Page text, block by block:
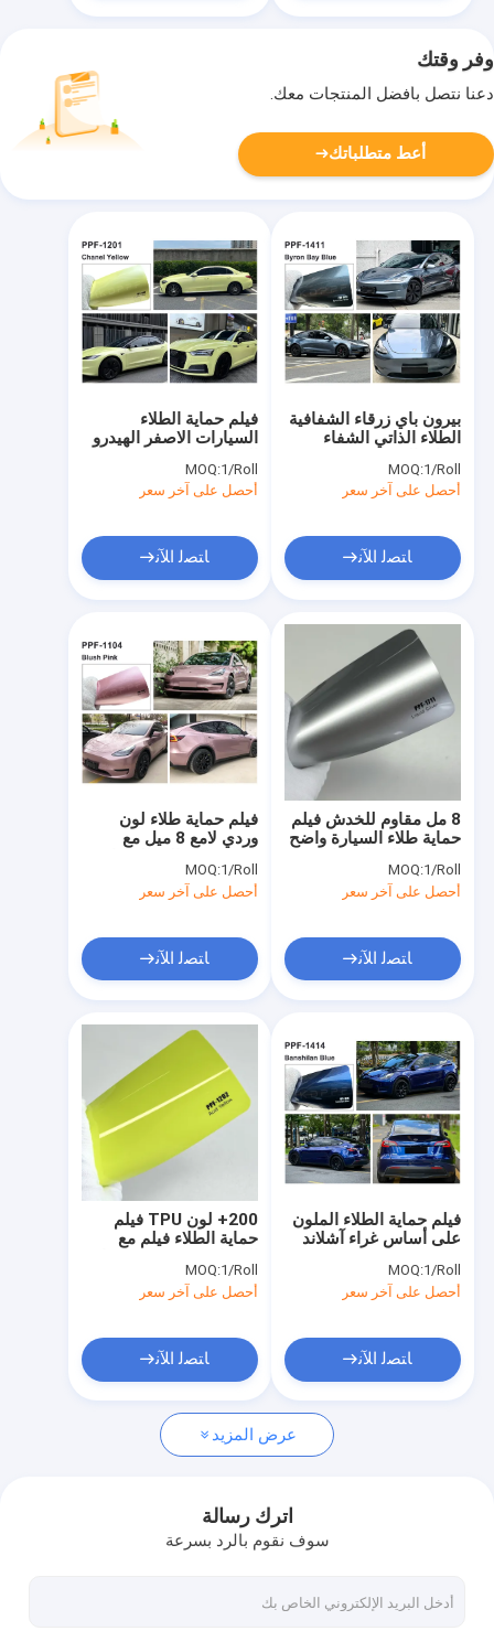
المنتجات
أشرطة فيديو
حول بنا
ضبط الجودة
اتصل بنا
طلب اقتباس
فيلم حماية الطلاء اللامع
فيلم حماية الطلاء غير الملمع
فيلم حماية الطلاء من ألياف الكربون
وفر وقتك
دعنا نتصل بأفضل المنتجات معك.
أعط متطلباتك
فيلم حماية الطلاء
السيارات الاصفر الهيدرو
الملونMOQ:1/Roll
أحصل على آخر سعر
ﺎﺘﺼﻟ ﺍﻶﻧ
بيرون باي زرقاء الشفافية
الطلاء الذاتي الشفاء
MOQ:1/Roll
أحصل على آخر سعر
ﺎﺘﺼﻟ ﺍﻶﻧ
فيلم حماية طلاء لون
وردي لامع 8 ميل مع
الذاتيMOQ:1/Roll
أحصل على آخر سعر
ﺎﺘﺼﻟ ﺍﻶﻧ
8 مل مقاوم للخدش فيلم
حماية طلاء السيارة واضح
الذاتيMOQ:1/Roll
أحصل على آخر سعر
ﺎﺘﺼﻟ ﺍﻶﻧ
200+ لون TPU فيلم
حماية الطلاء فيلم مع
جاف / رطب التثبيت
MOQ:1/Roll
أحصل على آخر سعر
ﺎﺘﺼﻟ ﺍﻶﻧ
فيلم حماية الطلاء الملون
على أساس غراء آشلاند
MOQ:1/Roll
أحصل على آخر سعر
ﺎﺘﺼﻟ ﺍﻶﻧ
عرض المزيد
اترك رسالة
سوف نقوم بالرد بسرعة